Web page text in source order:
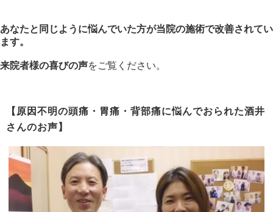
あなたと同じように悩んでいた方が当院の施術で改善されてい
ます。
来院者様の喜びの声をご覧ください。
【原因不明の頭痛・胃痛・背部痛に悩んでおられた酒井
さんのお声】